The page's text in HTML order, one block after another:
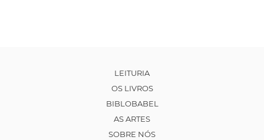
LEITURIA
OS LIVROS
BIBLOBABEL
AS ARTES
SOBRE NÓS